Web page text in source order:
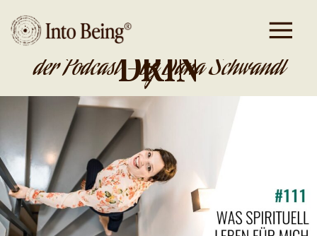
DA IST GOLD
DRIN
der Podcast - by Dana Schwandt